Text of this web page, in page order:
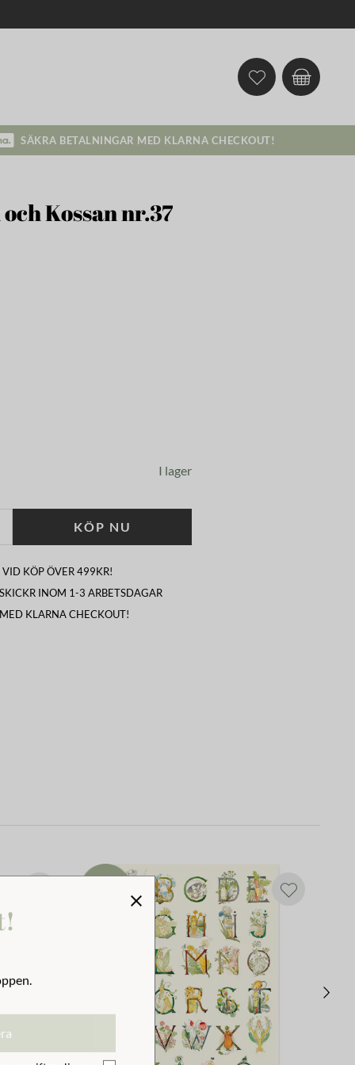
SÄKRA BETALNINGAR MED KLARNA CHECKOUT!
Kossan nr.37
I lager
KÖP NU
VID KÖP ÖVER 499KR!
INOM 1-3 ARBETSDAGAR
KLARNA CHECKOUT!